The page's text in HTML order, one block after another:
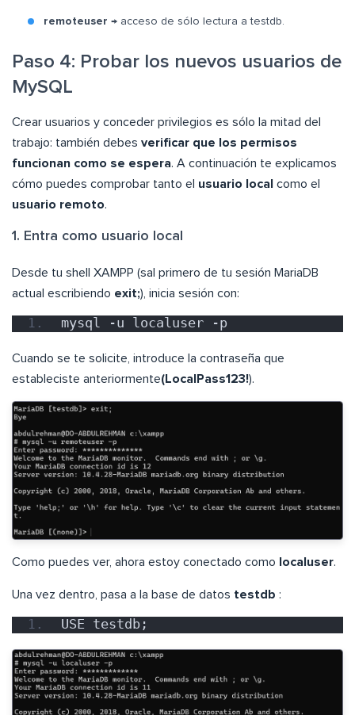
remoteuser → acceso de sólo lectura a testdb.
Paso 4: Probar los nuevos usuarios de
MySQL
Crear usuarios y conceder privilegios es sólo la mitad del
trabajo: también debes verificar que los permisos
funcionan como se espera. A continuación te explicamos
cómo puedes comprobar tanto el usuario local como el
usuario remoto.
1. Entra como usuario local
Desde tu shell XAMPP (sal primero de tu sesión MariaDB
actual escribiendo exit;), inicia sesión con:
mysql -u localuser -p
Cuando se te solicite, introduce la contraseña que
estableciste anteriormente(LocalPass123!).
Como puedes ver, ahora estoy conectado como localuser.
Una vez dentro, pasa a la base de datos testdb :
USE testdb;